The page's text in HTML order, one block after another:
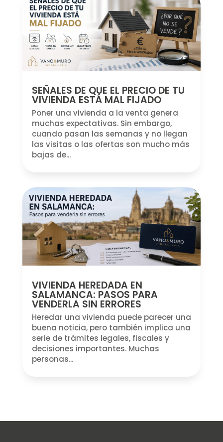
SEÑALES DE QUE EL PRECIO DE TU
VIVIENDA ESTÁ MAL FIJADO
Poner una vivienda a la venta genera
muchas expectativas. Sin embargo,
cuando pasan las semanas y no llegan
las visitas o las ofertas son mucho más
bajas de...
VIVIENDA HEREDADA EN
SALAMANCA: PASOS PARA
VENDERLA SIN ERRORES
Heredar una vivienda puede parecer una
buena noticia, pero también implica una
serie de trámites legales, fiscales y
decisiones importantes. Muchas
personas...